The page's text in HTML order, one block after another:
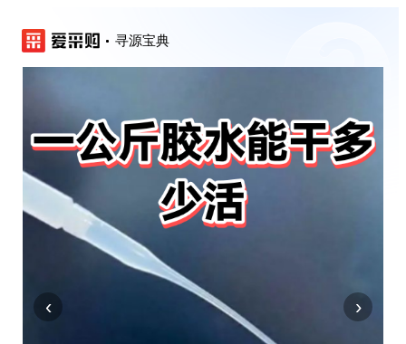
寻源宝典
‹ ›